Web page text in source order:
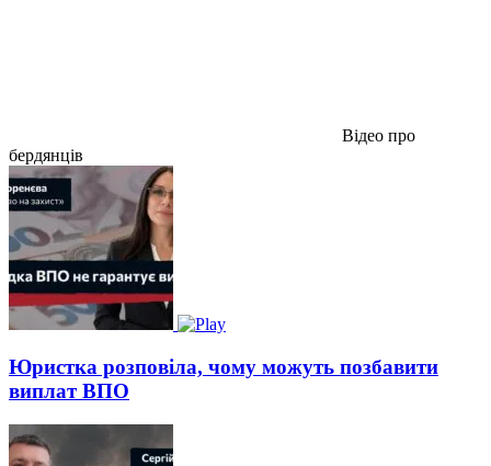
Відео про
бердянців
Юристка розповіла, чому можуть позбавити
виплат ВПО